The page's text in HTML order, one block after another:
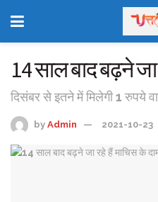
14 साल बाद बढ़ने
दिसंबर से इतने में मिलेगी 1 रुपये
by Admin 2021-10-23